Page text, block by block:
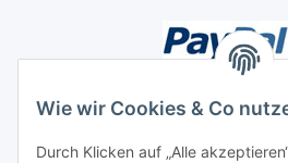
Wie wir Cookies & Co
Durch Klicken auf „Alle